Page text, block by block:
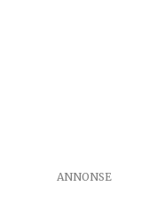
ANNONSE